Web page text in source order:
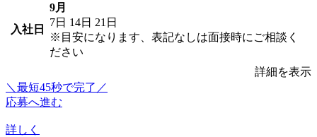
入社日
9月
7日 14日 21日
※目安になります、表記なしは面接時にご相談く
ださい
詳細を表示
＼最短45秒で完了／
応募へ進む
詳しく